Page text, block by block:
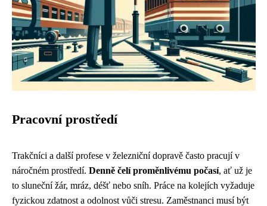
Pracovní prostředí
Trakčníci a další profese v železniční dopravě často pracují v
náročném prostředí. Denně čelí proměnlivému počasí, ať už je
to sluneční žár, mráz, déšť nebo sníh. Práce na kolejích vyžaduje
fyzickou zdatnost a odolnost vůči stresu. Zaměstnanci musí být